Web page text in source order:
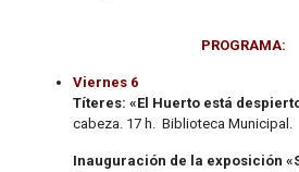
PROGRAMA:
Viernes 6
Títeres: «El Huerto está
cabeza. 17 h. Biblioteca Municipal.
Inauguración de la exposición